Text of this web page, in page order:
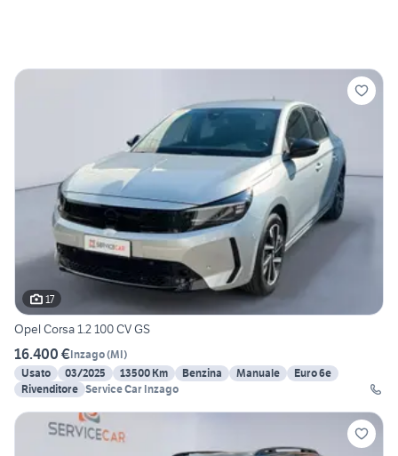
17
Opel Corsa 1.2 100 CV GS
16.400 €Inzago(MI)
Usato
03/2025 13500 Km Benzina Manuale
Euro 6e
Rivenditore Service Car Inzago